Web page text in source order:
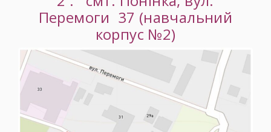
Перемоги 37 (навчальний
корпус №2)